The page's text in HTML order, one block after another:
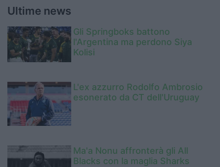
Ultime news
Gli Springboks battono
l'Argentina ma perdono Siya
Kolisi
L'ex azzurro Rodolfo Ambrosio
esonerato da CT dell'Uruguay
Ma'a Nonu affronterà gli All
Blacks con la maglia Sharks